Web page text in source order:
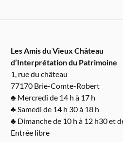
Les Amis du Vieux
d’Interprétation du Patrimoine
1, rue du château
77170 Brie-Comte-Robert
♣ Mercredi de 14 h à 17 h
♣ Samedi de 14 h 30 à 18 h
♣ Dimanche de 10 h à 12 h30 et
Entrée libre